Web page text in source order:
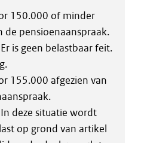
150.000 of minder
de pensioenaanspraak.
is geen belastbaar feit.
155.000 afgezien van
deze situatie wordt
op grond van artikel